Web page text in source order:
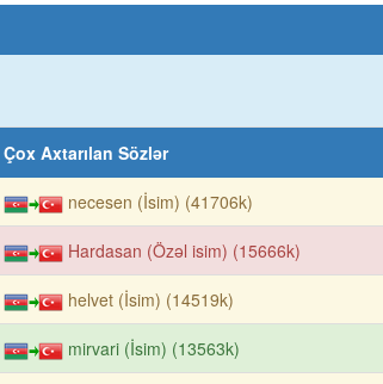
Çox Axtarılan Sözlər
necesen (İsim) (41706k)
Hardasan (Özəl isim) (15666k)
helvet (İsim) (14519k)
mirvari (İsim) (13563k)